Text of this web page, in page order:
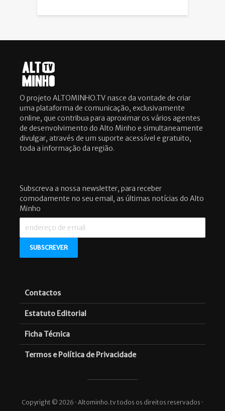
O projeto ALTOMINHO.TV nasce da vontade de criar
uma plataforma de comunicação, exclusivamente
online, que contribua para aproximar os vários agentes
de desenvolvimento do Alto Minho e simultaneamente
divulgar, através de um suporte acessível e gratuito,
toda a informação da região.
Subscreva a nossa newsletter, para receber
comodamente no seu email, as últimas notícias do Alto
Minho
Contactos
Estatuto Editorial
Ficha Técnica
Termos e Política de Privacidade
Copyright © 2026 · Altominho.tv todos os direitos reservados ·